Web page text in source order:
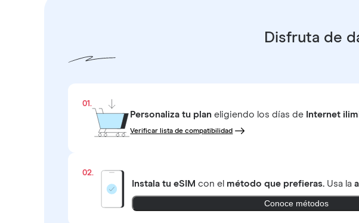
Disfruta de
01.
Personaliza tu plan eligiendo los días de Internet
Verificar lista de compatibilidad
02.
Instala tu eSIM con el método que prefieras. Usa la
Conoce métodos